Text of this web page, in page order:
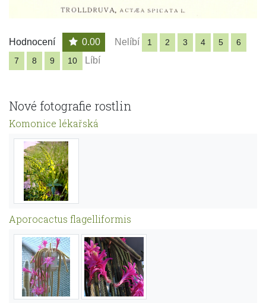
Hodnocení 0.00 Nelíbí 1 2 3 4 5
6
7
8 9 10 Líbí
Nové fotografie rostlin
Komonice lékařská
Aporocactus flagelliformis